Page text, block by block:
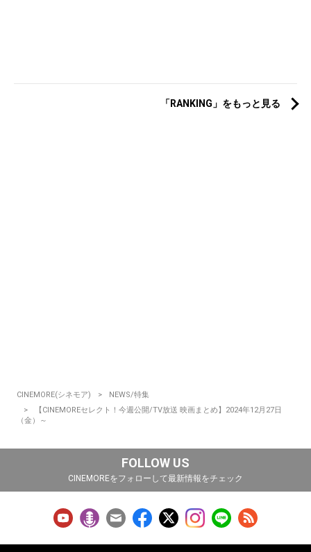
「RANKING」をもっと見る
CINEMORE(シネモア)
NEWS/特集
【CINEMOREセレクト！今週公開/TV放送 映画まとめ】2024年12月27日
（金）～
FOLLOW US
CINEMOREをフォローして最新情報をチェック